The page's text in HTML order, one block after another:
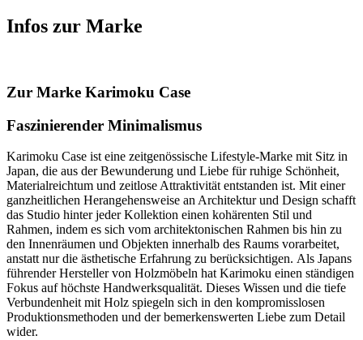
Infos zur Marke
Zur Marke Karimoku Case
Faszinierender Minimalismus
Karimoku Case ist eine zeitgenössische Lifestyle-Marke mit Sitz in
Japan, die aus der Bewunderung und Liebe für ruhige Schönheit,
Materialreichtum und zeitlose Attraktivität entstanden ist. Mit einer
ganzheitlichen Herangehensweise an Architektur und Design schafft
das Studio hinter jeder Kollektion einen kohärenten Stil und
Rahmen, indem es sich vom architektonischen Rahmen bis hin zu
den Innenräumen und Objekten innerhalb des Raums vorarbeitet,
anstatt nur die ästhetische Erfahrung zu berücksichtigen. Als Japans
führender Hersteller von Holzmöbeln hat Karimoku einen ständigen
Fokus auf höchste Handwerksqualität. Dieses Wissen und die tiefe
Verbundenheit mit Holz spiegeln sich in den kompromisslosen
Produktionsmethoden und der bemerkenswerten Liebe zum Detail
wider.